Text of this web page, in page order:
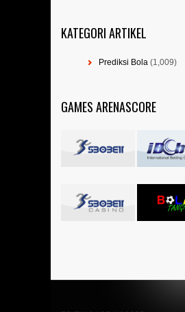
KATEGORI ARTIKEL
Prediksi Bola (1,009)
GAMES ARENASCORE